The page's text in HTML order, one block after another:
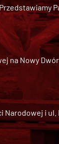
na Nowy Dwór
i ul.